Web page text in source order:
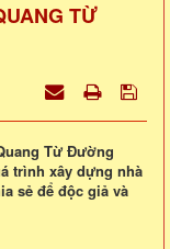
TỪ
Từ Đường
trình xây dựng nhà
sẻ để độc giả và